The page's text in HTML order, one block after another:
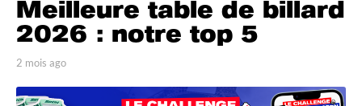
m
o
i
s
g
Meilleure table de billard
2026 : notre top 5
p
r
2 mois ago